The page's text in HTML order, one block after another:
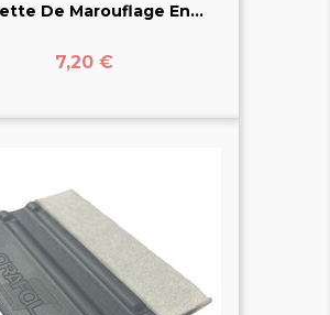
De Marouflage En...
Prix
7,20 €